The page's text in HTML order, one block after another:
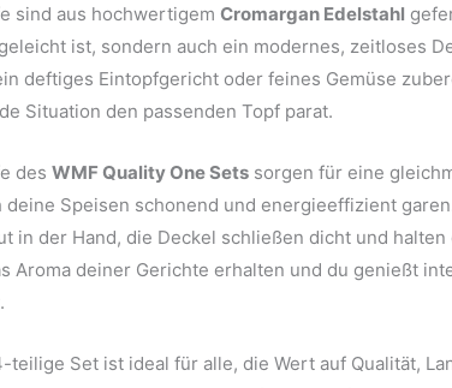
sind aus hochwertigemCromargan Edelstahl
ist, sondern auch ein modernes, zeitloses
deftiges Eintopfgericht oder feines Gemüse
Situation den passenden Topf parat.
desWMF Quality One Sets sorgen für eine
deine Speisen schonend und energieeffizient
in der Hand, die Deckel schließen dicht und
Aroma deiner Gerichte erhalten und du genießt
teilige Set ist ideal für alle, die Wert auf Qualität,